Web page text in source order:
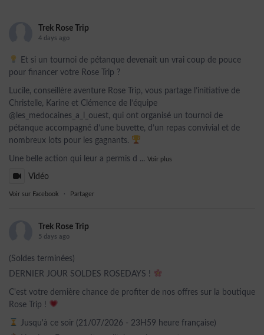
Trek Rose Trip
4 days ago
Et si un tournoi de pétanque devenait un vrai coup de pouce
pour financer votre Rose Trip ?
Lucile, conseillère aventure Rose Trip, vous partage l’initiative de
Christelle, Karine et Clémence de l’équipe
@les_medocaines_a_l_ouest, qui ont organisé un tournoi de
pétanque accompagné d’une buvette, d’un repas convivial et de
nombreux lots pour les gagnants.
Une belle action qui leur a permis d ... Voir plus
Vidéo
Voir sur Facebook · Partager
Trek Rose Trip
5 days ago
(Soldes terminées)
DERNIER JOUR SOLDES ROSEDAYS !
C'est votre dernière chance de profiter de nos offres sur la boutique
Rose Trip !
Jusqu'à ce soir (21/07/2026 - 23H59 heure française)